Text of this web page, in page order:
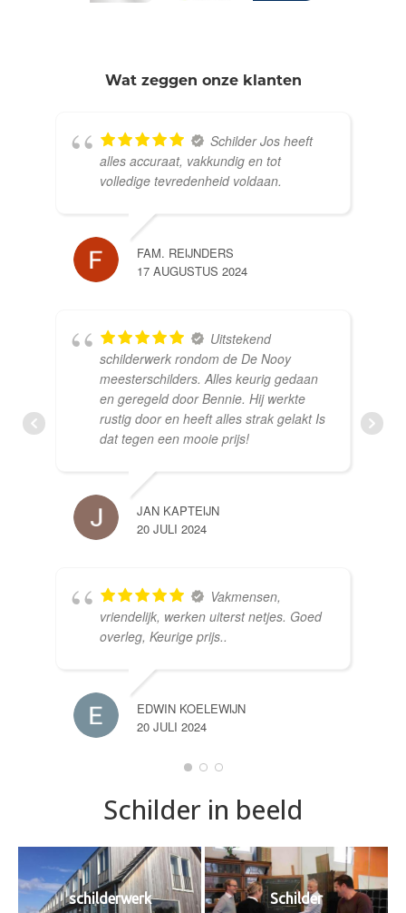
Wat zeggen onze klanten
Schilder Jos heeft
alles accuraat, vakkundig en tot
volledige tevredenheid voldaan.
FAM. REIJNDERS
17 AUGUSTUS 2024
Uitstekend
schilderwerk rondom de De Nooy
meesterschilders. Alles keurig gedaan
en geregeld door Bennie. Hij werkte
rustig door en heeft alles strak gelakt Is
dat tegen een mooie prijs!
JAN KAPTEIJN
20 JULI 2024
Vakmensen,
vriendelijk, werken uiterst netjes. Goed
overleg, Keurige prijs..
EDWIN KOELEWIJN
20 JULI 2024
Schilder in beeld
schilderwerk Schilder